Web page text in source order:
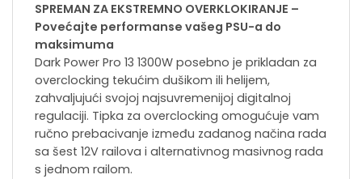
SPREMAN ZA EKSTREMNO OVERKLOKIRANJE –
Povećajte performanse vašeg PSU-a do
maksimuma
Dark Power Pro 13 1300W posebno je prikladan za
overclocking tekućim dušikom ili helijem,
zahvaljujući svojoj najsuvremenijoj digitalnoj
regulaciji. Tipka za overclocking omogućuje vam
ručno prebacivanje između zadanog načina rada
sa šest 12V railova i alternativnog masivnog rada
s jednom railom.